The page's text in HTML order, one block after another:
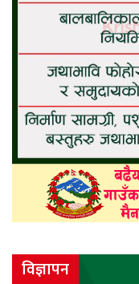
विज्ञापन